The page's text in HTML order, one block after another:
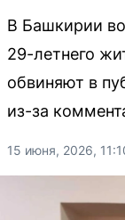
В Башкирии
29-летнего
обвиняют в
из-за
15 июня, 2026,